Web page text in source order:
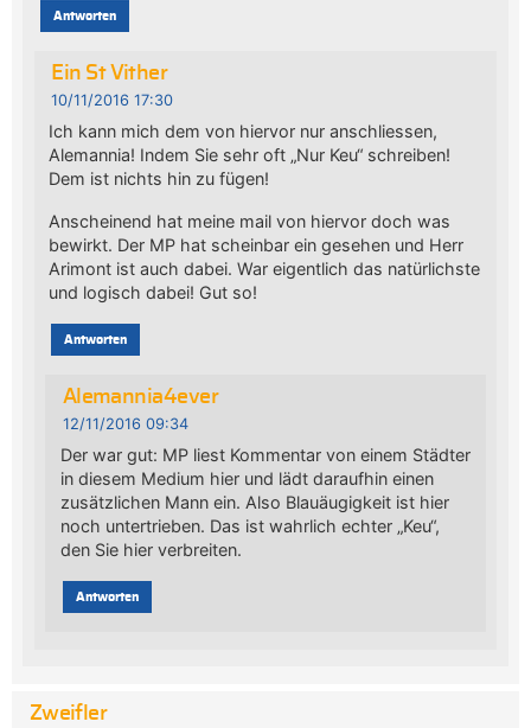
Antworten
Ein St Vither
10/11/2016 17:30
Ich kann mich dem von hiervor nur anschliessen,
Alemannia! Indem Sie sehr oft „Nur Keu“ schreiben!
Dem ist nichts hin zu fügen!
Anscheinend hat meine mail von hiervor doch was
bewirkt. Der MP hat scheinbar ein gesehen und Herr
Arimont ist auch dabei. War eigentlich das natürlichste
und logisch dabei! Gut so!
Antworten
Alemannia4ever
12/11/2016 09:34
Der war gut: MP liest Kommentar von einem Städter
in diesem Medium hier und lädt daraufhin einen
zusätzlichen Mann ein. Also Blauäugigkeit ist hier
noch untertrieben. Das ist wahrlich echter „Keu“,
den Sie hier verbreiten.
Antworten
Zweifler